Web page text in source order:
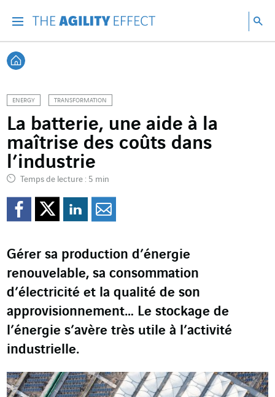
Retour à l'accueil
ENERGY TRANSFORMATION
La batterie, une aide à la
maîtrise des coûts dans
l’industrie
Temps de lecture : 5 min
Partager sur Facebook
Partager sur Twitter
Partager sur
Gérer sa production d’énergie
renouvelable, sa consommation
d’électricité et la qualité de son
approvisionnement… Le stockage de
l’énergie s’avère très utile à l’activité
industrielle.